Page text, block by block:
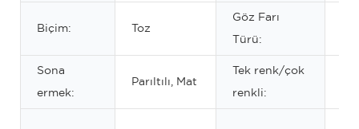
Biçim: Toz
Göz Farı
Türü:
Sona
ermek:
Parıltılı, Mat
Tek renk/çok
renkli: